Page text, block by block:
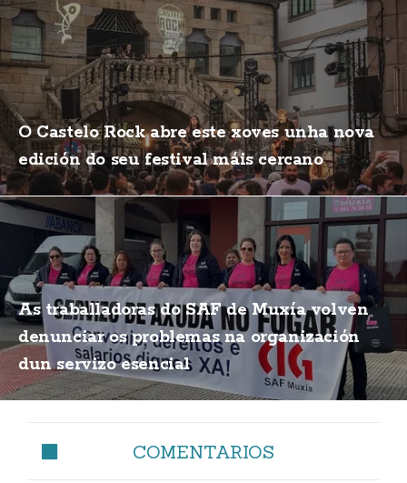
O Castelo Rock abre este xoves unha nova
edición do seu festival máis cercano
As traballadoras do SAF de Muxía volven
denunciar os problemas na organización
dun servizo esencial
COMENTARIOS